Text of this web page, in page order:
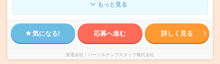
もっと見る
気になる! 応募へ進む 詳しく見る
派遣会社 パーソルテンプスタッフ株式会社